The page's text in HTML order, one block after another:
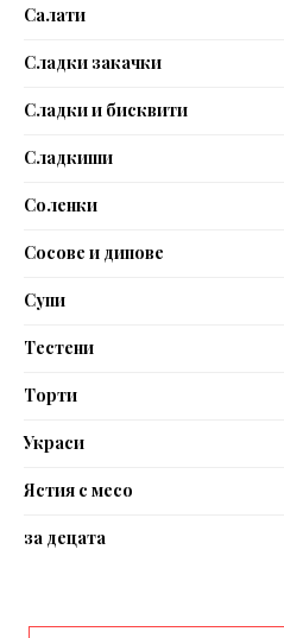
Салати
Сладки закачки
Сладки и бисквити
Сладкиши
Соленки
Сосове и дипове
Супи
Тестени
Торти
Украси
Ястия с месо
за децата